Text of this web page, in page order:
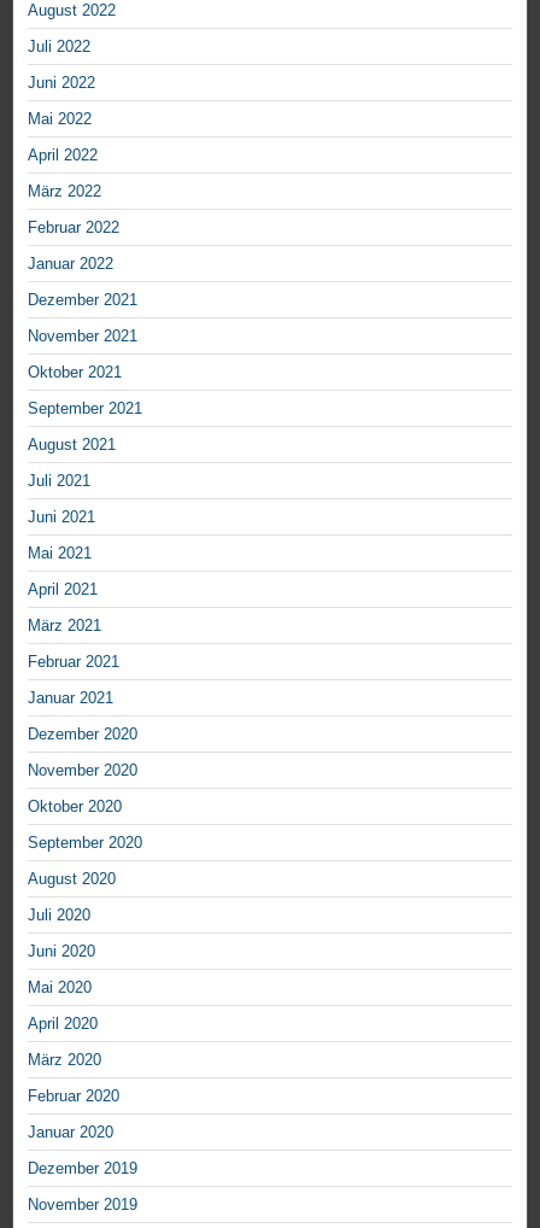
August 2022
Juli 2022
Juni 2022
Mai 2022
April 2022
März 2022
Februar 2022
Januar 2022
Dezember 2021
November 2021
Oktober 2021
September 2021
August 2021
Juli 2021
Juni 2021
Mai 2021
April 2021
März 2021
Februar 2021
Januar 2021
Dezember 2020
November 2020
Oktober 2020
September 2020
August 2020
Juli 2020
Juni 2020
Mai 2020
April 2020
März 2020
Februar 2020
Januar 2020
Dezember 2019
November 2019